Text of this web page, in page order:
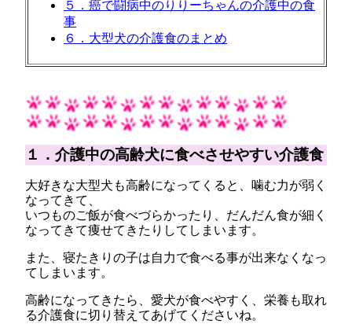
５．癌で闘病中のりりーちゃんの介護中の食
事
６．大型犬の介護食のまとめ
１．介護中の高齢犬に食べさせやすい介護食
大好きな大型犬も高齢になってくると、噛む力が弱く
なってきて、
いつものご飯が食べづらかったり、だんだん食が細く
なってきて痩せてきたりしてしまいます。
また、寝たきりの子は自力で食べる事が出来なくなっ
てしまいます。
高齢になってきたら、愛犬が食べやすく、栄養も取れ
る介護食に切り替えてあげてくださいね。